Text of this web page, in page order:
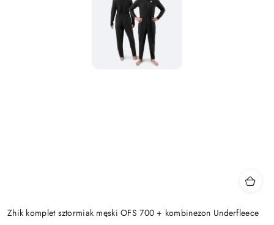
Zhik komplet sztormiak męski OFS 700 + kombinezon Underfleece